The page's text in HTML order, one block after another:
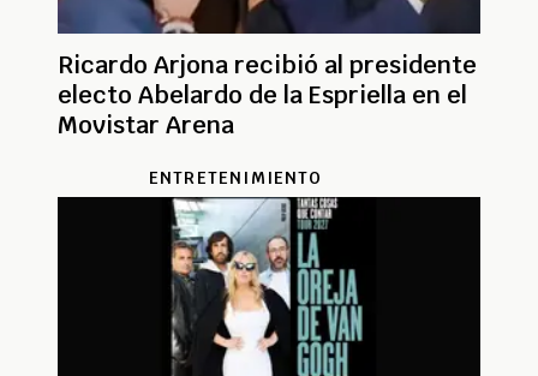
Ricardo Arjona recibió al presidente
electo Abelardo de la Espriella en el
Movistar Arena
ENTRETENIMIENTO